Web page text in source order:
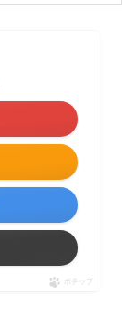
ポチップ